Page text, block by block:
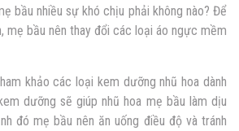
bầu nhiều sự khó chịu phải không nào? Để
mẹ bầu nên thay đổi các loại áo ngực mềm
khảo các loại kem dưỡng nhũ hoa dành
dưỡng sẽ giúp nhũ hoa mẹ bầu làm dịu
đó mẹ bầu nên ăn uống điều độ và tránh